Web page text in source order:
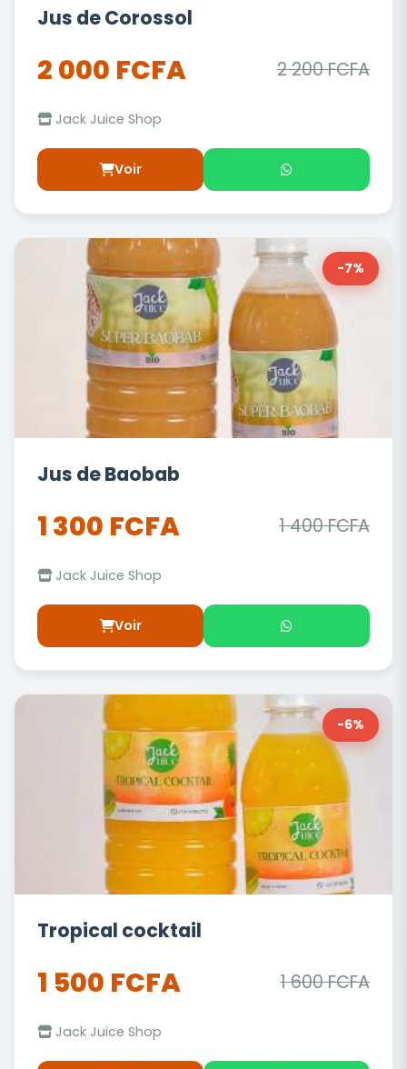
Jus de Corossol
2 000 FCFA 2 200 FCFA
Jack Juice Shop
Voir
-7%
Jus de Baobab
1 300 FCFA 1 400 FCFA
Jack Juice Shop
Voir
-6%
Tropical cocktail
1 500 FCFA 1 600 FCFA
Jack Juice Shop